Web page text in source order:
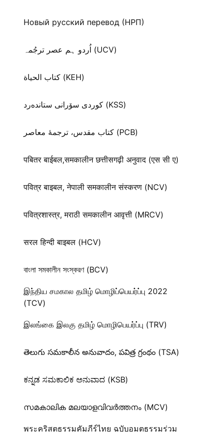
Новый русский перевод (НРП)
اُردو ہم عصر ترجُمہ (UCV)
كتاب الحياة (KEH)
كوردی سۆرانی ستانده‌رد (KSS)
کتاب مقدس، ترجمۀ معاصر (PCB)
पबितर बाईबल,समकालीन छत्तीसगढ़ी अनुवाद (एस सी ए)
पवित्र बाइबल, नेपाली समकालीन संस्करण (NCV)
पवित्रशास्त्र, मराठी समकालीन आवृत्ती (MRCV)
सरल हिन्दी बाइबल (HCV)
বাংলা সমকালীন সংস্করণ (BCV)
இந்திய சமகால தமிழ் மொழிப்பெயர்ப்பு 2022
(TCV)
இலங்கை இலகு தமிழ் மொழிபெயர்ப்பு (TRV)
తెలుగు సమకాలీన అనువాదం, పవిత్ర గ్రంథం (TSA)
ಕನ್ನಡ ಸಮಕಾಲಿಕ ಅನುವಾದ (KSB)
സമകാലിക മലയാളവിവർത്തനം (MCV)
พระคริสตธรรมคัมภีร์ไทย ฉบับอมตธรรมร่วม